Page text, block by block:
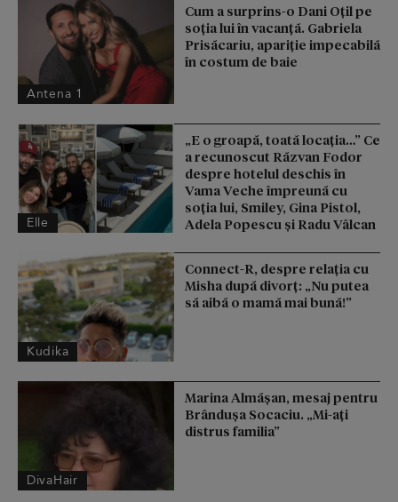
Antena 1
Cum a surprins-o Dani Oțil pe
soția lui în vacanță. Gabriela
Prisăcariu, apariție impecabilă
în costum de baie
Elle
„E o groapă, toată locația…” Ce
a recunoscut Răzvan Fodor
despre hotelul deschis în
Vama Veche împreună cu
soția lui, Smiley, Gina Pistol,
Adela Popescu și Radu Vâlcan
Kudika
Connect-R, despre relația cu
Misha după divorț: „Nu putea
să aibă o mamă mai bună!”
DivaHair
Marina Almășan, mesaj pentru
Brândușa Socaciu. „Mi-ați
distrus familia”